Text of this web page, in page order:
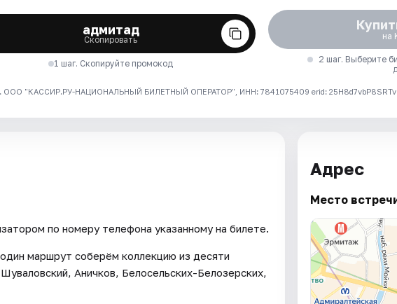
адмитад
Скопировать
1 шаг. Скопируйте промокод
на
2 шаг. Выберите
ООО "КАССИР.РУ-НАЦИОНАЛЬНЫЙ БИЛЕТНЫЙ ОПЕРАТОР", ИНН: 7841075409 erid:
по номеру телефона указанному на билете.
маршрут соберём коллекцию из десяти
Аничков, Белосельских-Белозерских,
Адрес
Место